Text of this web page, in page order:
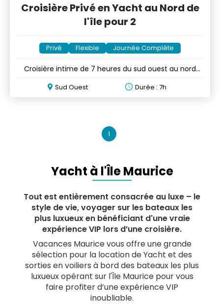
Croisière Privé en Yacht au Nord de
l'île pour 2
Privé Flexible Journée Complète
Croisière intime de 7 heures du sud ouest au nord
Sud Ouest Durée : 7h
1
Yacht à l'Île Maurice
Tout est entièrement consacrée au luxe – le
style de vie, voyager sur les bateaux les
plus luxueux en bénéficiant d'une vraie
expérience VIP lors d’une croisière.
Vacances Maurice vous offre une grande
sélection pour la location de Yacht et des
sorties en voiliers à bord des bateaux les plus
luxueux opérant sur l'Île Maurice pour vous
faire profiter d’une expérience VIP
inoubliable.